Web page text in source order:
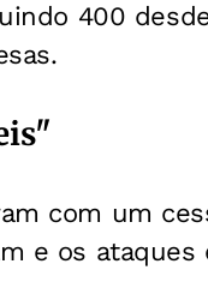
400
com um
e os